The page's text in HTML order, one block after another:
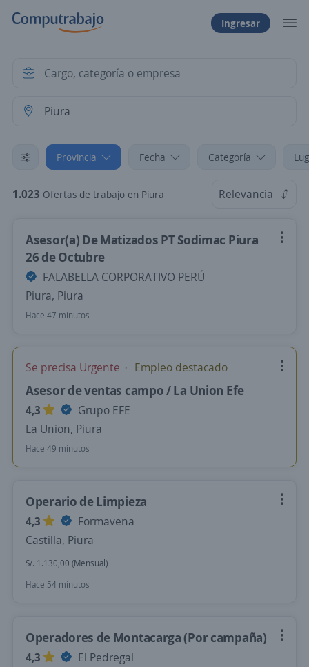
Ingresar
Provincia Fecha Categoría
1.023 Ofertas de trabajo en Piura Relevancia
Asesor(a) De Matizados PT Sodimac Piura
26 de Octubre
FALABELLA CORPORATIVO PERÚ
Piura, Piura
Hace 47 minutos
Se precisa Urgente Empleo destacado
Asesor de ventas campo / La Union Efe
4,3
Grupo EFE
La Union, Piura
Hace 49 minutos
Operario de Limpieza
4,3
Formavena
Castilla, Piura
S/. 1.130,00 (Mensual)
Hace 54 minutos
Operadores de Montacarga (Por campaña)
4,3
El Pedregal